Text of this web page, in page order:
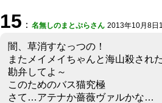
15 ： 名無しのまとぷらさん 2013年10月8日
闇、草消すなっつの！
またメイメイちゃんと海山殺された
勘弁してよ～
このためのバス猫究極
さて…アテナか薔薇ヴァルかな…